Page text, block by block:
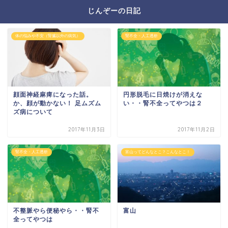
じんぞーの日記
体の悩みや不安（腎臓以外の病気）
顔面神経麻痺になった話。
か、顔が動かない！ 足ムズム
ズ病について
2017年11月3日
腎不全・人工透析
円形脱毛に日焼けが消えな
い・・腎不全ってやつは２
2017年11月2日
腎不全・人工透析
不整脈やら便秘やら・・腎不
全ってやつは
富山ってどんなとこ？こんなとこ！
富山